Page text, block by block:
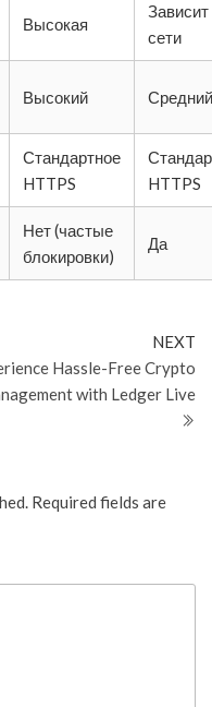
Высокая
Зависит
сети
Высокий Средний
Стандартное
HTTPS
HTTPS
Нет (частые
блокировки)
Да
NEXT
Hassle-Free Crypto
with Ledger Live
Required fields are